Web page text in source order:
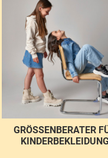
GRÖSSENBERATER
INDERBEKLEIDUNG